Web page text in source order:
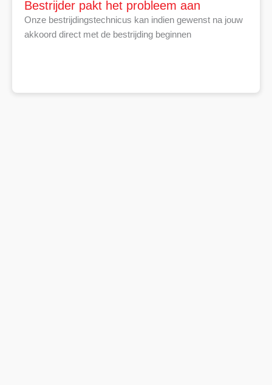
Bestrijder pakt het probleem aan
Onze bestrijdingstechnicus kan indien gewenst na jouw
akkoord direct met de bestrijding beginnen